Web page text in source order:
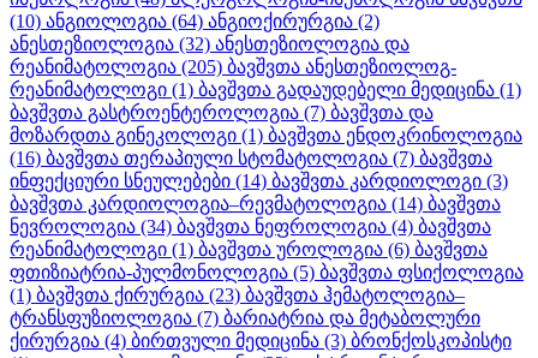
(10) ანგიოლოგია (64) ანგიოქირურგია (2)
ანესთეზიოლოგია (32) ანესთეზიოლოგია და
რეანიმატოლოგია (205) ბავშვთა ანესთეზიოლოგ-
რეანიმატოლოგი (1) ბავშვთა გადაუდებელი მედიცინა (1)
ბავშვთა გასტროენტეროლოგია (7) ბავშვთა და
მოზარდთა გინეკოლოგი (1) ბავშვთა ენდოკრინოლოგია
(16) ბავშვთა თერაპიული სტომატოლოგია (7) ბავშვთა
ინფექციური სნეულებები (14) ბავშვთა კარდიოლოგი (3)
ბავშვთა კარდიოლოგია–რევმატოლოგია (14) ბავშვთა
ნევროლოგია (34) ბავშვთა ნეფროლოგია (4) ბავშვთა
რეანიმატოლოგი (1) ბავშვთა უროლოგია (6) ბავშვთა
ფთიზიატრია-პულმონოლოგია (5) ბავშვთა ფსიქოლოგია
(1) ბავშვთა ქირურგია (23) ბავშვთა ჰემატოლოგია–
ტრანსფუზიოლოგია (7) ბარიატრია და მეტაბოლური
ქირურგია (4) ბირთვული მედიცინა (3) ბრონქოსკოპისტი